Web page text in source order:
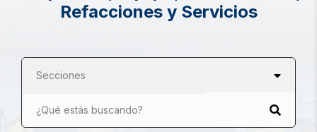
Refacciones y Servicios
Secciones
¿Qué estás buscando?